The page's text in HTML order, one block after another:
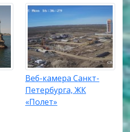
Веб-камера Санкт-
Петербурга, ЖК
«Полет»